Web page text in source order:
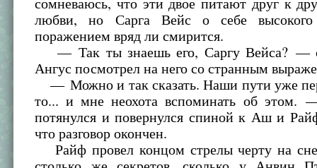
любви, но Сарга Вейс о себе
поражением вряд ли смирится.
— Так ты знаешь его, Саргу Вейса? —
Ангус посмотрел на него со странным
— Можно и так сказать. Наши пути уже
то... и мне неохота вспоминать об этом.
потянулся и повернулся спиной к Аш и
что разговор окончен.
Райф провел концом стрелы черту на